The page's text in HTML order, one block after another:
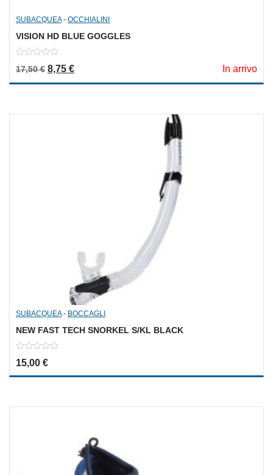
SUBACQUEA- OCCHIALINI
VISION HD BLUE GOGGLES
out
17,50€ Il prezzo originale era: 17,50 €.
8,75 €Il prezzo attuale è: 8,75 €. In arrivo
SUBACQUEA- BOCCAGLI
NEW FAST TECH SNORKEL S/KL BLACK
0
out
15,00 €